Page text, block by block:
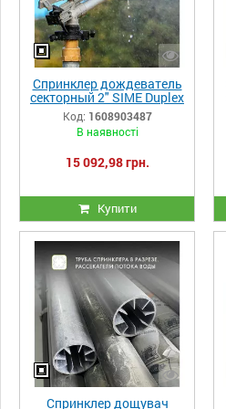
Спринклер дождеватель
секторный 2" SIME Duplex
Код: 1608903487
В наявності
15 092,98 грн.
Купити
Спринклер дощувач